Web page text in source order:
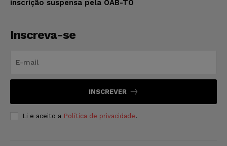
inscrição suspensa pela OAB-TO
Inscreva-se
INSCREVER
Li e aceito a Política de privacidade.